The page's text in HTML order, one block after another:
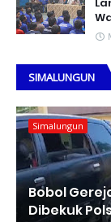
SIMALUNGUN
Simalungun
Bobol
Dibekuk